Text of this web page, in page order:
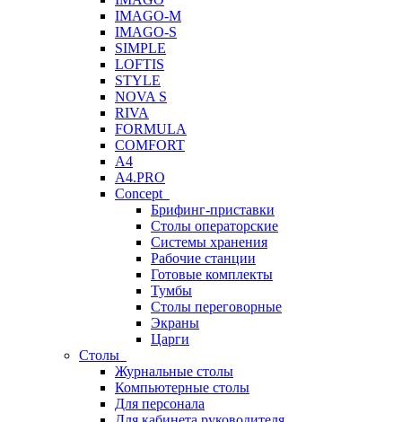
IMAGO-M
IMAGO-S
SIMPLE
LOFTIS
STYLE
NOVA S
RIVA
FORMULA
COMFORT
A4
A4.PRO
Concept
Брифинг-приставки
Столы операторские
Системы хранения
Рабочие станции
Готовые комплекты
Тумбы
Столы переговорные
Экраны
Царги
Столы
Журнальные столы
Компьютерные столы
Для персонала